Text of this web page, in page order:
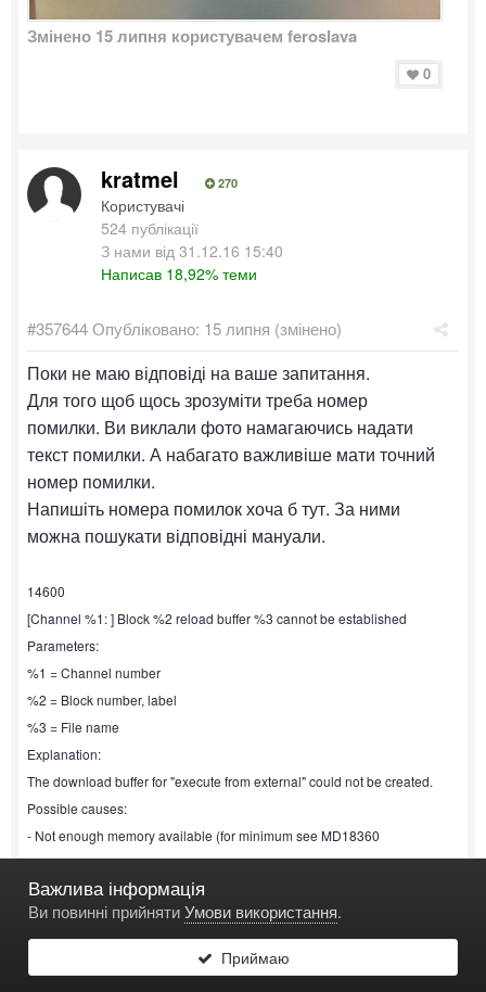
Змінено 15 липня користувачем feroslava
0
kratmel 270
Користувачі
524 публікації
З нами від 31.12.16 15:40
Написав 18,92% теми
#357644Опубліковано: 15 липня (змінено)
Поки не маю відповіді на ваше запитання.
Для того щоб щось зрозуміти треба номер
помилки. Ви виклали фото намагаючись надати
текст помилки. А набагато важливіше мати точний
номер помилки.
Напишіть номера помилок хоча б тут. За ними
можна пошукати відповідні мануали.
14600
[Channel %1: ] Block %2 reload buffer %3 cannot be established
Parameters:
%1 = Channel number
%2 = Block number, label
%3 = File name
Explanation:
The download buffer for "execute from external" could not be created.
Possible causes:
- Not enough memory available (for minimum see MD18360
$MN_MM_EXT_PROG_BUFFER_SIZE)
- No resources available for HMI NCK communication (see MD18362
$MN_MM_EXT_PROG_NUM)
- The file already exists
Reaction:
Важлива інформація
Ви повинні прийнятиУмови використання.
Приймаю